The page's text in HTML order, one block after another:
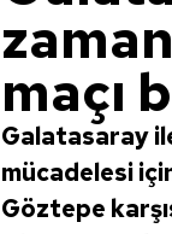
maçı
Galatasaray
mücadelesi
Göztepe